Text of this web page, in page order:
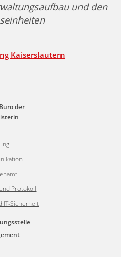
und den
Kaiserslautern
der
Protokoll
IT-Sicherheit